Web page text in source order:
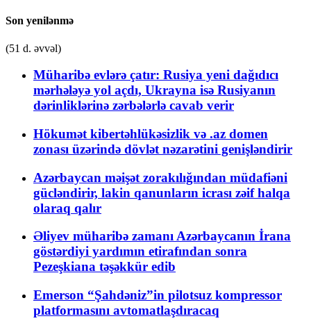
Son yenilənmə
(51 d. əvvəl)
Müharibə evlərə çatır: Rusiya yeni dağıdıcı
mərhələyə yol açdı, Ukrayna isə Rusiyanın
dərinliklərinə zərbələrlə cavab verir
Hökumət kibertəhlükəsizlik və .az domen
zonası üzərində dövlət nəzarətini genişləndirir
Azərbaycan məişət zorakılığından müdafiəni
gücləndirir, lakin qanunların icrası zəif halqa
olaraq qalır
Əliyev müharibə zamanı Azərbaycanın İrana
göstərdiyi yardımın etirafından sonra
Pezeşkiana təşəkkür edib
Emerson “Şahdəniz”in pilotsuz kompressor
platformasını avtomatlaşdıracaq